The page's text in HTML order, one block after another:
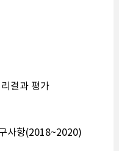
결과 평가
사항(2018~2020)